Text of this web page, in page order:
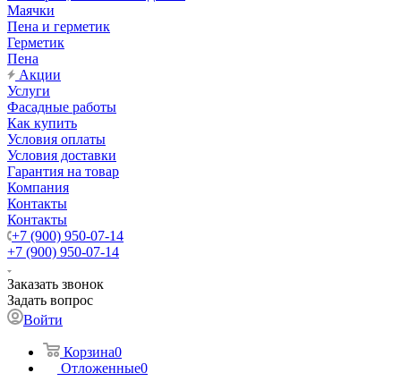
Маячки
Пена и герметик
Герметик
Пена
Акции
Услуги
Фасадные работы
Как купить
Условия оплаты
Условия доставки
Гарантия на товар
Компания
Контакты
Контакты
+7 (900) 950-07-14
+7 (900) 950-07-14
Заказать звонок
Задать вопрос
Войти
Корзина0
Отложенные0